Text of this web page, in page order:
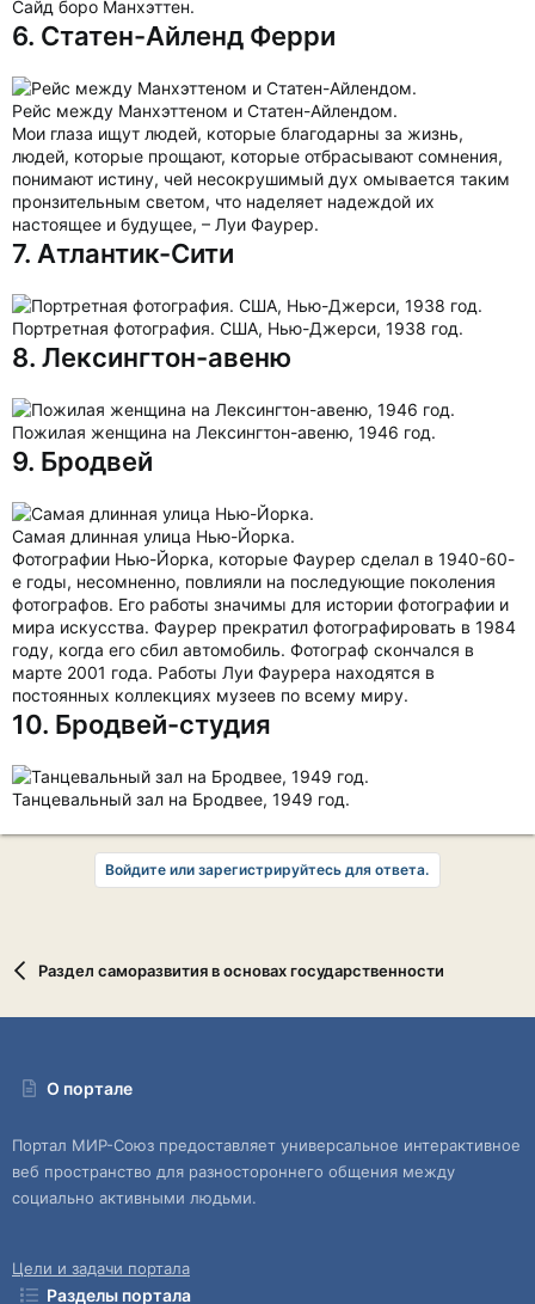
Сайд боро Манхэттен.
6. Статен-Айленд Ферри
Рейс между Манхэттеном и Статен-Айлендом.
Мои глаза ищут людей, которые благодарны за жизнь,
людей, которые прощают, которые отбрасывают сомнения,
понимают истину, чей несокрушимый дух омывается таким
пронзительным светом, что наделяет надеждой их
настоящее и будущее, – Луи Фаурер.
7. Атлантик-Сити
Портретная фотография. США, Нью-Джерси, 1938 год.
8. Лексингтон-авеню
Пожилая женщина на Лексингтон-авеню, 1946 год.
9. Бродвей
Самая длинная улица Нью-Йорка.
Фотографии Нью-Йорка, которые Фаурер сделал в 1940-60-
е годы, несомненно, повлияли на последующие поколения
фотографов. Его работы значимы для истории фотографии и
мира искусства. Фаурер прекратил фотографировать в 1984
году, когда его сбил автомобиль. Фотограф скончался в
марте 2001 года. Работы Луи Фаурера находятся в
постоянных коллекциях музеев по всему миру.
10. Бродвей-студия
Танцевальный зал на Бродвее, 1949 год.
Войдите или зарегистрируйтесь для ответа.
Раздел саморазвития в основах государственности
О портале
Портал МИР-Союз предоставляет универсальное интерактивное
веб пространство для разностороннего общения между
социально активными людьми.
Цели и задачи портала
Разделы портала